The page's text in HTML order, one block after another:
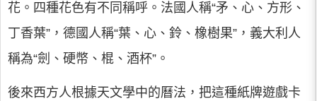
花。四種花色有不同稱呼。法國人稱“矛、心、方形、
丁香葉”，德國人稱“葉、心、鈴、橡樹果”，義大利人
稱為“劍、硬幣、棍、酒杯”。
後來西方人根據天文學中的曆法，把這種紙牌遊戲卡